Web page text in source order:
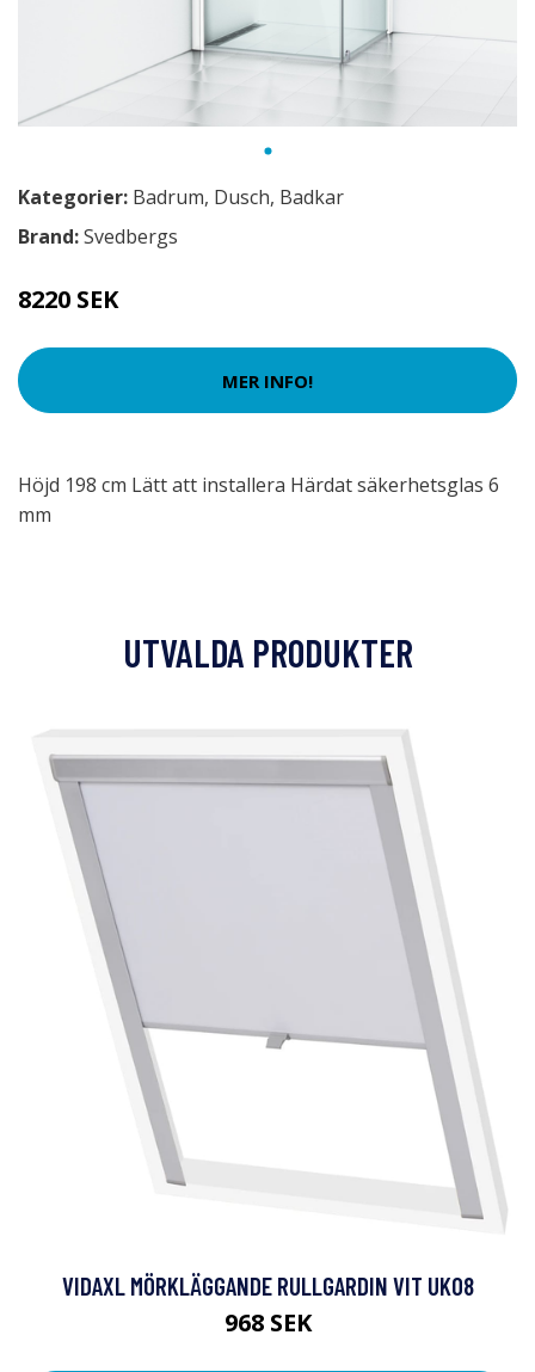
Kategorier: Badrum, Dusch, Badkar
Brand:Svedbergs
8220 SEK
MER INFO!
Höjd 198 cm Lätt att installera Härdat säkerhetsglas 6
mm
UTVALDA PRODUKTER
VIDAXL MÖRKLÄGGANDE RULLGARDIN VIT UK08
968 SEK